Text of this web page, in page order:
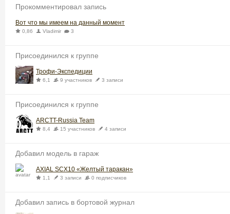
Прокомментировал запись
Вот что мы имеем на данный момент
0,86 Vladimir 3
Присоединился к группе
Трофи-Экспедиции
6,1 9 участников 3 записи
Присоединился к группе
ARCTT-Russia Team
8,4 15 участников 4 записи
Добавил модель в гараж
AXIAL SCX10 «Желтый таракан»
1,1 3 записи 0 подписчиков
Добавил запись в бортовой журнал